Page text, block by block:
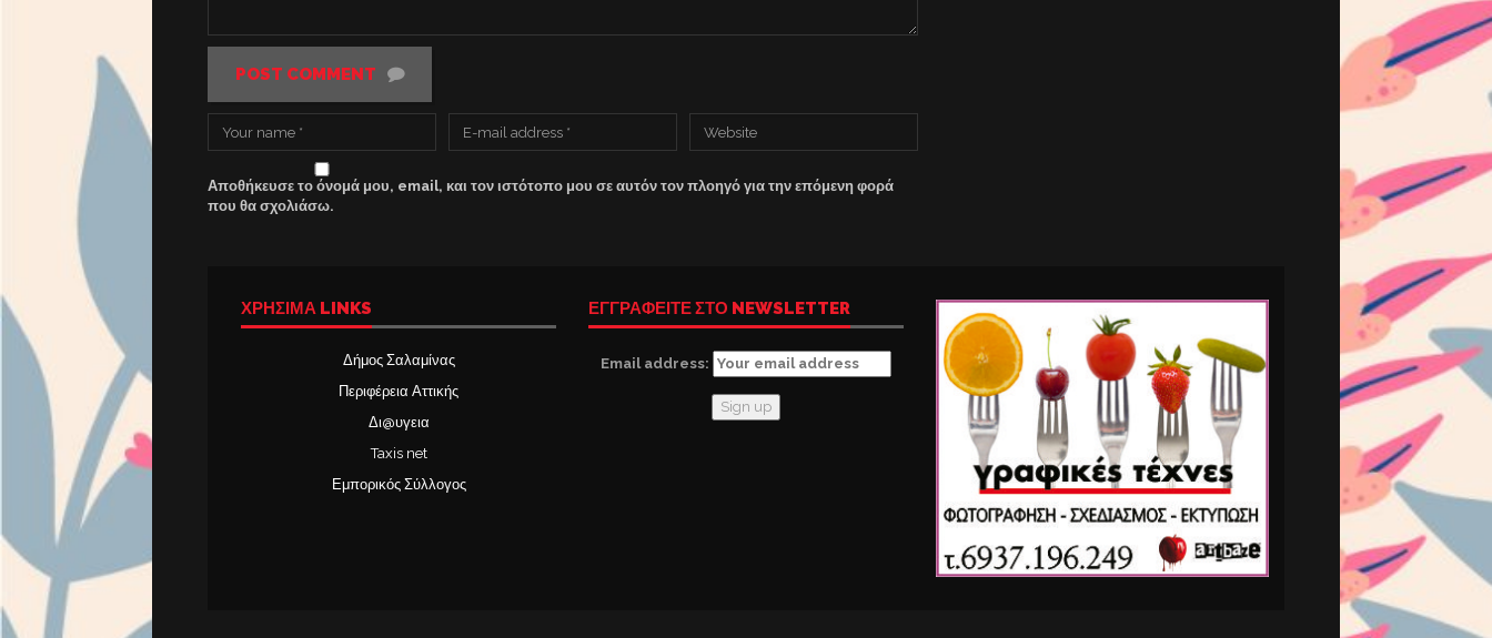
POST COMMENT
Αποθήκευσε το όνομά μου, email, και τον ιστότοπο μου σε αυτόν τον πλοηγό για την επόμενη φορά
που θα σχολιάσω.
ΧΡΉΣΙΜΑ LINKS
Δήμος Σαλαμίνας
Περιφέρεια Αττικής
Δι@υγεια
Taxis net
Εμπορικός Σύλλογος
ΕΓΓΡΑΦΕΙΤΕ ΣΤΟ NEWSLETTER
Email address: